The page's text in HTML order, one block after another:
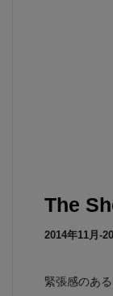
The
2014年11月-
緊張感のある